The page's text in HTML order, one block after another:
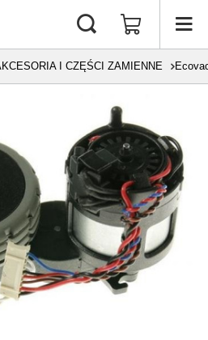
I CZĘŚCI ZAMIENNE